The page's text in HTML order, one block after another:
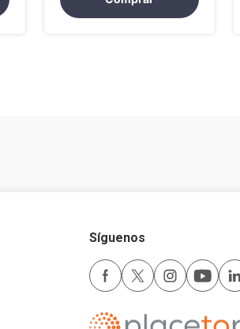
Síguenos